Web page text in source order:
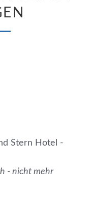
Stern Hotel -
- nicht mehr